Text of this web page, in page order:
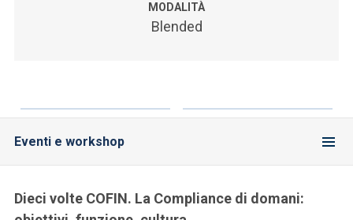
MODALITÀ
Blended
Eventi e workshop
Dieci volte COFIN. La Compliance di domani: